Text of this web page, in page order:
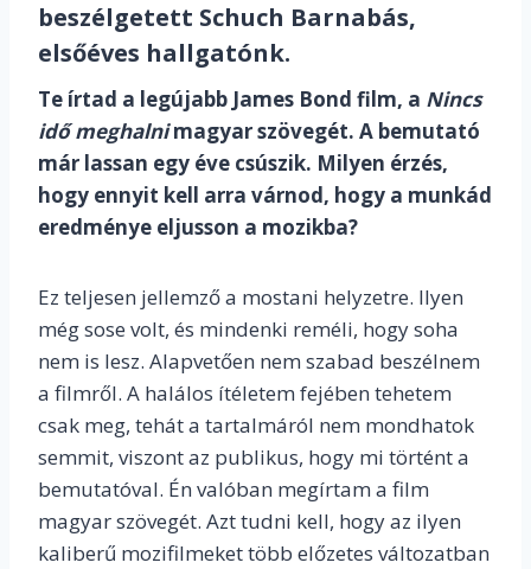
beszélgetett Schuch Barnabás,
elsőéves hallgatónk.
Te írtad a legújabb James Bond film, a Nincs
idő meghalnimagyar szövegét. A bemutató
már lassan egy éve csúszik. Milyen érzés,
hogy ennyit kell arra várnod, hogy a munkád
eredménye eljusson a mozikba?
Ez teljesen jellemző a mostani helyzetre. Ilyen
még sose volt, és mindenki reméli, hogy soha
nem is lesz. Alapvetően nem szabad beszélnem
a filmről. A halálos ítéletem fejében tehetem
csak meg, tehát a tartalmáról nem mondhatok
semmit, viszont az publikus, hogy mi történt a
bemutatóval. Én valóban megírtam a film
magyar szövegét. Azt tudni kell, hogy az ilyen
kaliberű mozifilmeket több előzetes változatban